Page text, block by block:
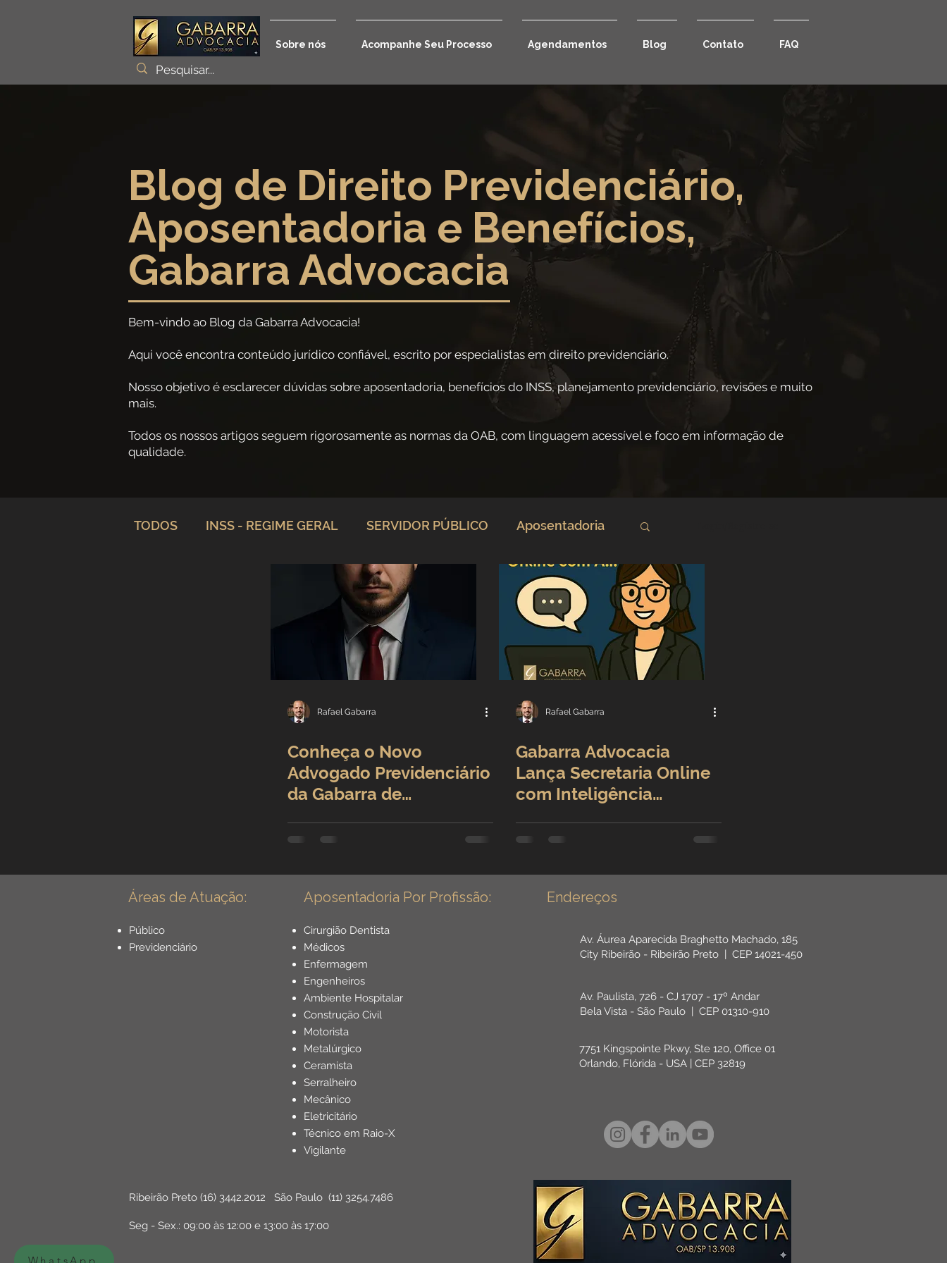
Sobre nós Acompanhe Seu Processo Agendamentos Blog Contato FAQ
Blog de Direito Previdenciário,
Aposentadoria e Benefícios,
Gabarra Advocacia
Bem-vindo ao Blog da Gabarra Advocacia!
Aqui você encontra conteúdo jurídico confiável, escrito por especialistas em direito previdenciário.
Nosso objetivo é esclarecer dúvidas sobre aposentadoria, benefícios do INSS, planejamento previdenciário, revisões e muito
mais.
Todos os nossos artigos seguem rigorosamente as normas da OAB, com linguagem acessível e foco em informação de
qualidade.
TODOS INSS - REGIME GERAL SERVIDOR PÚBLICO Aposentadoria
Direito Previdenciário
Benefícios por incapacidade
Previdência Internacional Direitos Sociais
Rafael Gabarra
Conheça o Novo
Advogado Previdenciário
da Gabarra de
Arena
Rafael Gabarra
Gabarra Advocacia
Lança Secretaria Online
com Inteligência
Áreas de Atuação: Aposentadoria Por Profissão:
Público
Previdenciário
Cirurgião Dentista
Médicos
Enfermagem
Engenheiros
Ambiente Hospitalar
Construção Civil
Motorista
Metalúrgico
Ceramista
Serralheiro
Mecânico
Eletricitário
Técnico em Raio-X
Vigilante
Endereços
Av. Áurea Aparecida Braghetto Machado, 185
City Ribeirão - Ribeirão Preto | CEP 14021-450
Av. Paulista, 726 - CJ 1707 - 17º Andar
Bela Vista - São Paulo | CEP 01310-910
7751 Kingspointe Pkwy, Ste 120, Office 01
Orlando, Flórida - USA | CEP 32819
Ribeirão Preto (16) 3442.2012 São Paulo (11) 3254.7486
Seg - Sex.: 09:00 às 12:00 e 13:00 às 17:00